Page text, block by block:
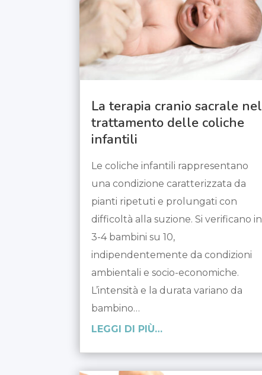
La terapia cranio sacrale nel
trattamento delle coliche
infantili
Le coliche infantili rappresentano
una condizione caratterizzata da
pianti ripetuti e prolungati con
difficoltà alla suzione. Si verificano in
3-4 bambini su 10,
indipendentemente da condizioni
ambientali e socio-economiche.
L’intensità e la durata variano da
bambino…
LEGGI DI PIÙ…